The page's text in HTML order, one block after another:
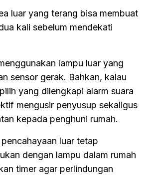
luar yang terang bisa membuat
kali sebelum mendekati
lampu luar yang
sensor gerak. Bahkan, kalau
yang dilengkapi alarm suara
mengusir penyusup sekaligus
kepada penghuni rumah.
luar tetap
dengan lampu dalam rumah
timer agar perlindungan